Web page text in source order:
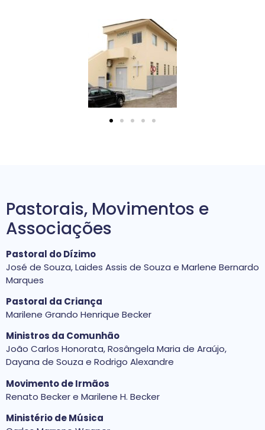
Pastorais, Movimentos e
Associações
Pastoral do Dízimo
José de Souza, Laides Assis de Souza e Marlene Bernardo
Marques
Pastoral da Criança
Marilene Grando Henrique Becker
Ministros da Comunhão
João Carlos Honorata, Rosângela Maria de Araújo,
Dayana de Souza e Rodrigo Alexandre
Movimento de Irmãos
Renato Becker e Marilene H. Becker
Ministério de Música